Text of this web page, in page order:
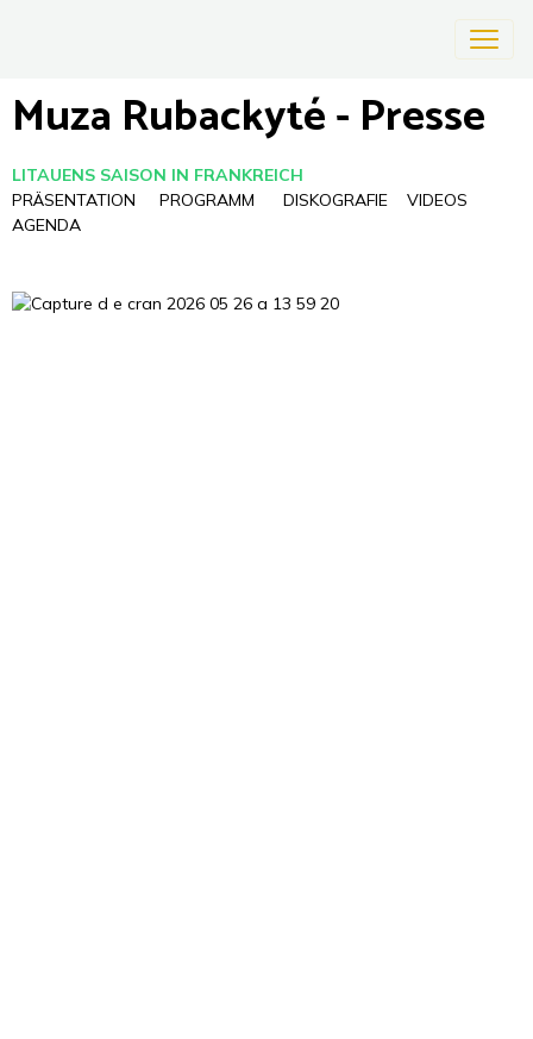
Muza Rubackyté - Presse
LITAUENS SAISON IN FRANKREICH
PRÄSENTATION
PROGRAMM DISKOGRAFIE
VIDEOS
AGENDA